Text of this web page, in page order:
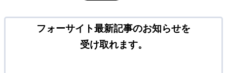
フォーサイト最新記事のお知らせを
受け取れます。